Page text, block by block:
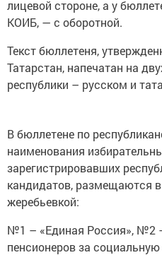
лицевой стороне, а у
КОИБ, — с оборотной.
Текст бюллетеня,
Татарстан, напечатан на
республики – русском и
В бюллетене по
наименования
зарегистрировавших
кандидатов, размещаются
жеребьевкой:
№1 – «Единая Россия», №2
пенсионеров за